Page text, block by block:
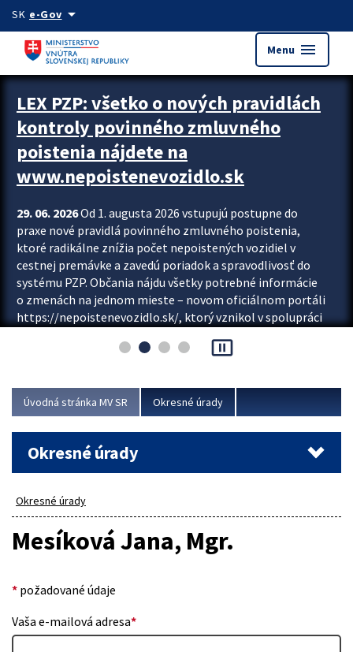
Preskocit na hlavný obsah
SK e-Govarrow_drop_down
Menu menu
Zastavit automatický posun upútavok
LEX PZP: všetko o nových pravidlách
kontroly povinného zmluvného
poistenia nájdete na
www.nepoistenevozidlo.sk
29. 06. 2026Od 1. augusta 2026 vstupujú postupne do
praxe nové pravidlá povinného zmluvného poistenia,
ktoré radikálne znížia počet nepoistených vozidiel v
cestnej premávke a zavedú poriadok a spravodlivosť do
systému PZP. Občania nájdu všetky potrebné informácie
o zmenách na jednom mieste – novom oficiálnom portáli
https://nepoistenevozidlo.sk/, ktorý vznikol v spolupráci
asociácie poisťovní (SLASPO) a Ministerstva vnútra SR.
Viac
pause_presentation
Úvodná stránka MV SR Okresné úrady
Okresné úrady
Okresné úrady
Mesíková Jana, Mgr.
* požadované údaje
Vaša e-mailová adresa*